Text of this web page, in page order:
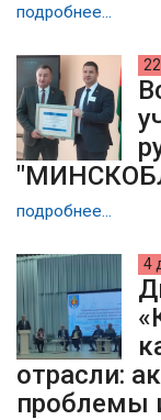
подробнее...
подробнее...
4
отрасли:
проблемы